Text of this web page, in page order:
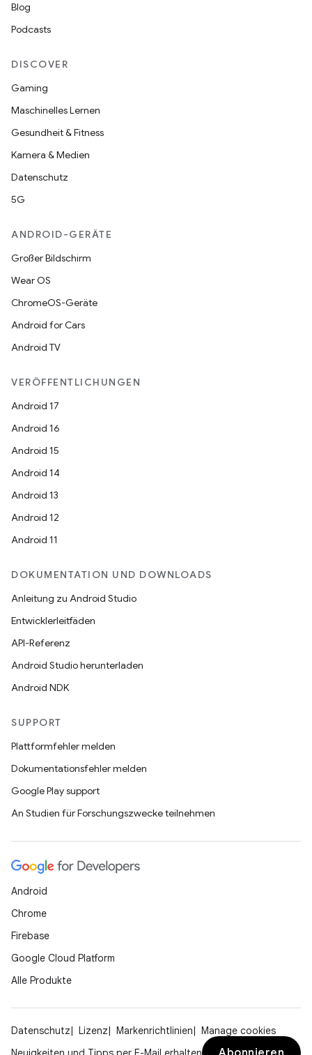
Blog
Podcasts
DISCOVER
Gaming
Maschinelles Lernen
Gesundheit & Fitness
Kamera & Medien
Datenschutz
5G
ANDROID-GERÄTE
Großer Bildschirm
Wear OS
ChromeOS-Geräte
Android for Cars
Android TV
VERÖFFENTLICHUNGEN
Android 17
Android 16
Android 15
Android 14
Android 13
Android 12
Android 11
DOKUMENTATION UND DOWNLOADS
Anleitung zu Android Studio
Entwicklerleitfäden
API-Referenz
Android Studio herunterladen
Android NDK
SUPPORT
Plattformfehler melden
Dokumentationsfehler melden
Google Play support
An Studien für Forschungszwecke teilnehmen
Android
Chrome
Firebase
Google Cloud Platform
Alle Produkte
Datenschutz Lizenz Markenrichtlinien
Manage cookies